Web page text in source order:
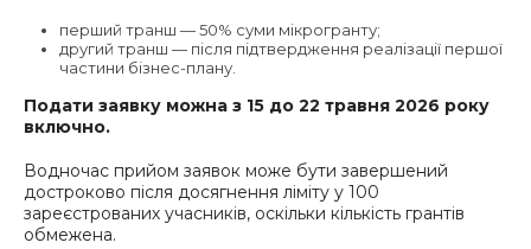
перший транш — 50% суми мікрогранту;
другий транш — після підтвердження реалізації першої
частини бізнес-плану.
Подати заявку можна з 15 до 22 травня 2026 року
включно.
Водночас прийом заявок може бути завершений
достроково після досягнення ліміту у 100
зареєстрованих учасників, оскільки кількість грантів
обмежена.